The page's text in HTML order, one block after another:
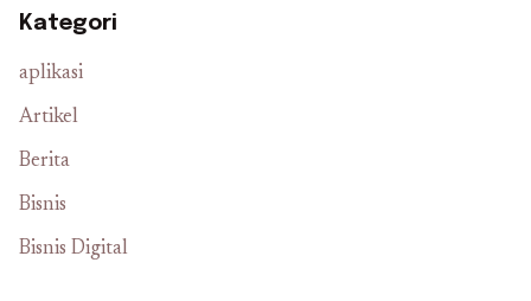
Kategori
aplikasi
Artikel
Berita
Bisnis
Bisnis Digital